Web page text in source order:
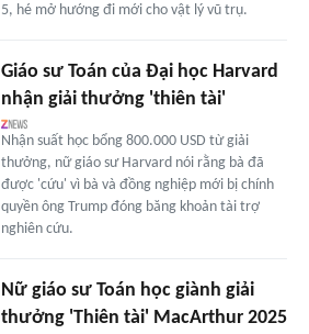
5, hé mở hướng đi mới cho vật lý vũ trụ.
Giáo sư Toán của Đại học Harvard
nhận giải thưởng 'thiên tài'
Nhận suất học bổng 800.000 USD từ giải
thưởng, nữ giáo sư Harvard nói rằng bà đã
được 'cứu' vì bà và đồng nghiệp mới bị chính
quyền ông Trump đóng băng khoản tài trợ
nghiên cứu.
Nữ giáo sư Toán học giành giải
thưởng 'Thiên tài' MacArthur 2025